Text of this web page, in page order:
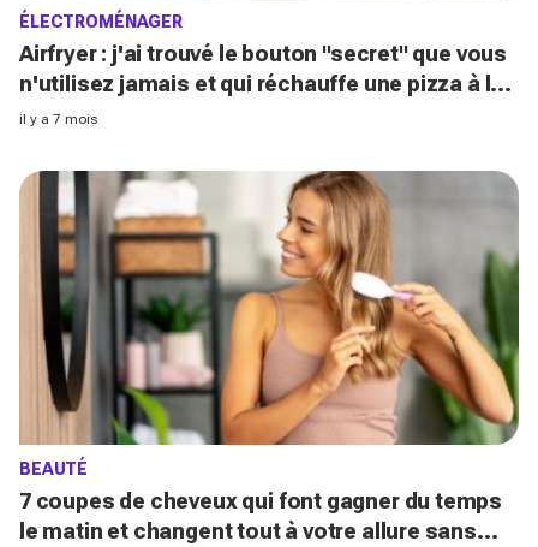
ÉLECTROMÉNAGER
Airfryer : j'ai trouvé le bouton "secret" que vous
n'utilisez jamais et qui réchauffe une pizza à la
perfection
il y a 7 mois
BEAUTÉ
7 coupes de cheveux qui font gagner du temps
le matin et changent tout à votre allure sans